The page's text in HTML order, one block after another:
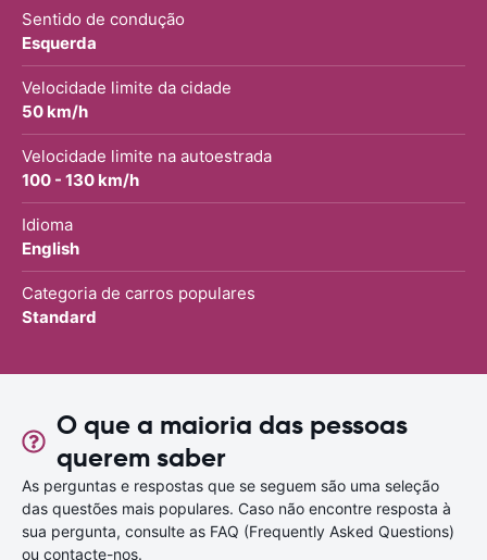
Sentido de condução
Esquerda
Velocidade limite da cidade
50 km/h
Velocidade limite na autoestrada
100 - 130 km/h
Idioma
English
Categoria de carros populares
Standard
O que a maioria das pessoas
querem saber
As perguntas e respostas que se seguem são uma seleção
das questões mais populares. Caso não encontre resposta à
sua pergunta, consulte as FAQ (Frequently Asked Questions)
ou contacte-nos.